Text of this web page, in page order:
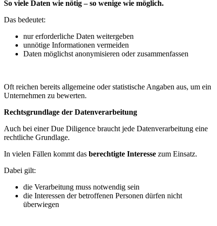
So viele Daten wie nötig – so wenige wie möglich.
Das bedeutet:
nur erforderliche Daten weitergeben
unnötige Informationen vermeiden
Daten möglichst anonymisieren oder zusammenfassen
Oft reichen bereits allgemeine oder statistische Angaben aus, um ein
Unternehmen zu bewerten.
Rechtsgrundlage der Datenverarbeitung
Auch bei einer Due Diligence braucht jede Datenverarbeitung eine
rechtliche Grundlage.
In vielen Fällen kommt das berechtigte Interesse zum Einsatz.
Dabei gilt:
die Verarbeitung muss notwendig sein
die Interessen der betroffenen Personen dürfen nicht
überwiegen